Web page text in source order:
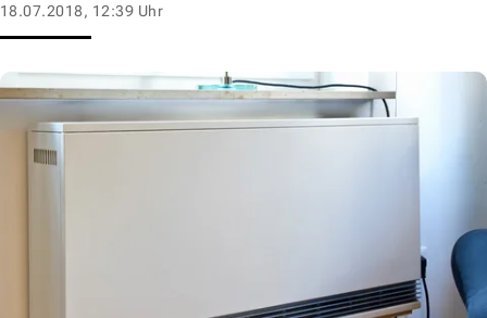
18.07.2018, 12:39 Uhr